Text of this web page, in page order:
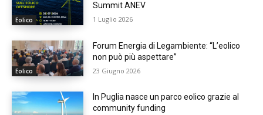
Eolico
Summit ANEV
1 Luglio 2026
Eolico
Forum Energia di Legambiente: “L’eolico
non può più aspettare”
23 Giugno 2026
In Puglia nasce un parco eolico grazie al
community funding